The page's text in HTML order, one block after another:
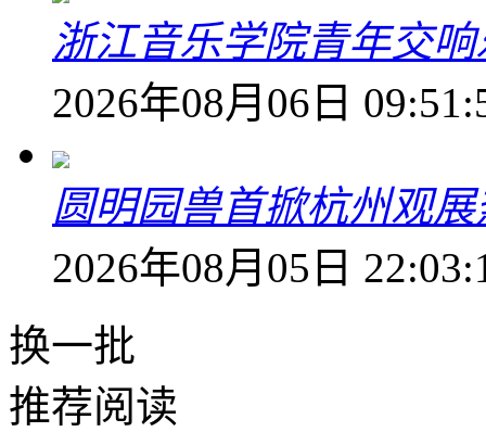
浙江音乐学院青年交
2026年08月06日
圆明园兽首掀杭州观
2026年08月05日
换一批
推荐阅读